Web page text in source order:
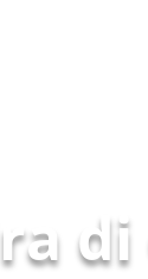
di